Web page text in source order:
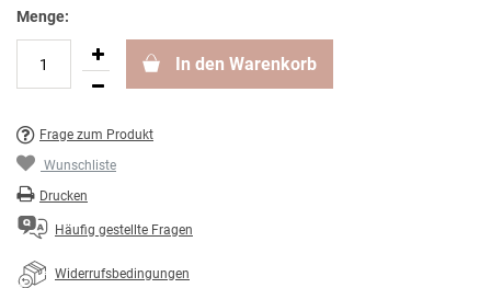
Menge:
In den Warenkorb
Frage zum Produkt
Wunschliste
Drucken
Häufig gestellte Fragen
Widerrufsbedingungen